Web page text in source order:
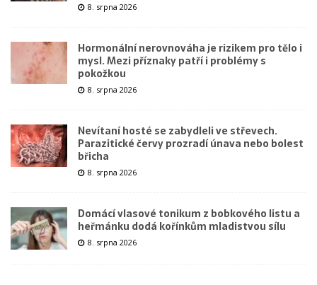
8. srpna 2026
Hormonální nerovnováha je rizikem pro tělo i
mysl. Mezi příznaky patří i problémy s
pokožkou
8. srpna 2026
Nevítaní hosté se zabydleli ve střevech.
Parazitické červy prozradí únava nebo bolest
břicha
8. srpna 2026
Domácí vlasové tonikum z bobkového listu a
heřmánku dodá kořínkům mladistvou sílu
8. srpna 2026